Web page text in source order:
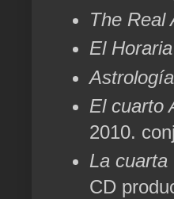
The Real
El
El cuarto
2010.
La cuarta
CD